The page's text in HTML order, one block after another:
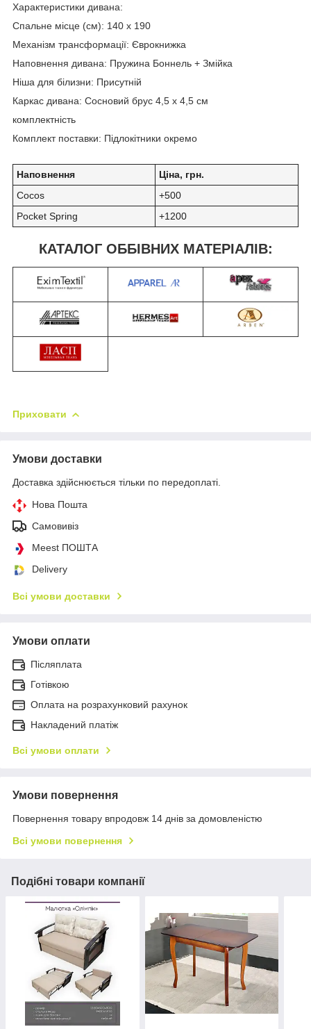
Характеристики дивана:
Спальне місце (см): 140 х 190
Механізм трансформації: Єврокнижка
Наповнення дивана: Пружина Боннель + Змійка
Ніша для білизни: Присутній
Каркас дивана: Сосновий брус 4,5 х 4,5 см
комплектність
Комплект поставки: Підлокітники окремо
Наповнення
Ціна, грн.
Cocos
+500
Pocket Spring
+1200
КАТАЛОГ ОББІВНИХ МАТЕРІАЛІВ:
Приховати
Умови доставки
Доставка здійснюється тільки по передоплаті.
Нова Пошта
Самовивіз
Meest ПОШТА
Delivery
Всі умови доставки
Умови оплати
Післяплата
Готівкою
Оплата на розрахунковий рахунок
Накладений платіж
Всі умови оплати
Умови повернення
Повернення товару впродовж 14 днів за домовленістю
Всі умови повернення
Подібні товари компанії